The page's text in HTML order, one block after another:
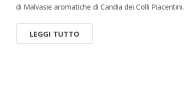
di Malvasie aromatiche di Candia dei Colli Piacentini.
LEGGI TUTTO